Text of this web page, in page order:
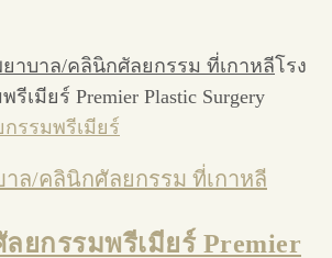
าบาล/คลินิกศัลยกรรม ที่เกาหลีโรง
เมียร์ Premier Plastic Surgery
ล/คลินิกศัลยกรรม ที่เกาหลี
ยกรรมพรีเมียร์ Premier